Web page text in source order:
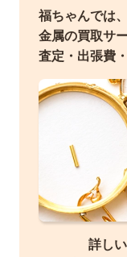
福ちゃんでは
金属の買取サ
査定・出張費
詳し